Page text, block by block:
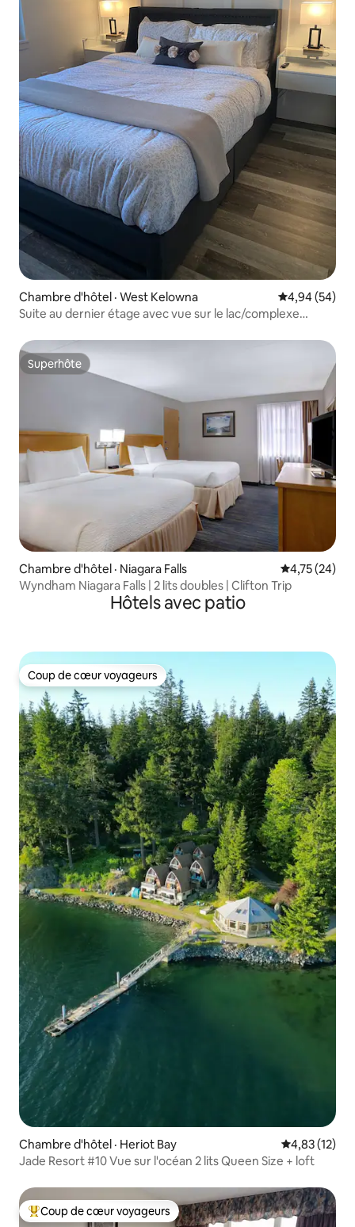
Chambre d'hôtel · West Kelowna Note
4,94 (54)
Suite au dernier étage avec vue sur le lac/complexe
Superhôte
Superhôte
Chambre d'hôtel · Niagara Falls Note
4,75 (24)
Wyndham Niagara Falls | 2 lits doubles | Clifton Trip
Hôtels avec patio
Coup de cœur voyageurs
Coup de cœur voyageurs
Chambre d'hôtel · Heriot Bay Note
4,83 (12)
Jade Resort #10 Vue sur l'océan 2 lits Queen Size + loft
Coup de cœur voyageurs parmi les plus aimés
Coup de cœur voyageurs